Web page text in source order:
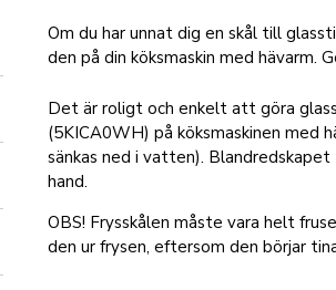
Om du har unnat dig en skål till
den på din köksmaskin med hävarm.
Det är roligt och enkelt att göra
(5KICA0WH) på köksmaskinen med
sänkas ned i vatten).
hand.
OBS! Frysskålen måste vara helt
den ur frysen, eftersom den börjar